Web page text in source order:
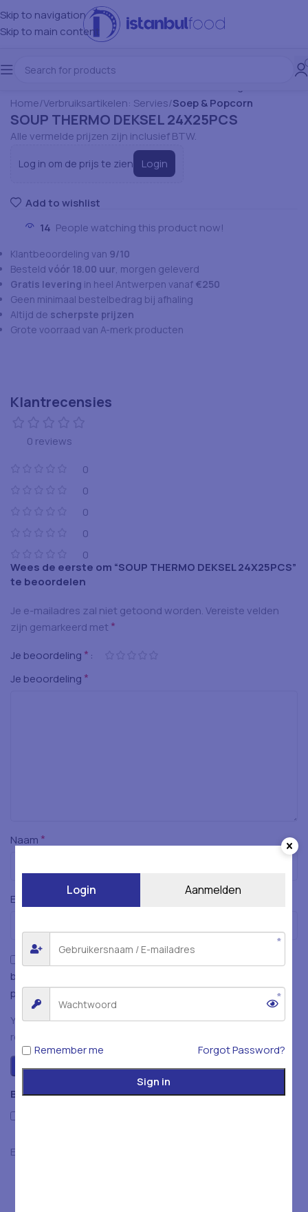
Skip to navigation
Skip to main content
Home Verbruiksartikelen: Servies Soep & Popcorn
SOUP THERMO DEKSEL 24X25PCS
Alle vermelde prijzen zijn inclusief BTW.
Log in om de prijs te zien Login
Add to wishlist
14 People watching this product now!
Klantbeoordeling van 9/10
Besteld vóór 18.00 uur, morgen geleverd
Gratis levering in heel Antwerpen vanaf €250
Geen minimaal bestelbedrag bij afhaling
Altijd de scherpste prijzen
Grote voorraad van A-merk producten
Klantrecensies
0 reviews
0
0
0
0
0
Beoordelingen
Er zijn nog geen beoordelingen.
Wees de eerste om “SOUP THERMO DEKSEL 24X25PCS”
te beoordelen
Je e-mailadres zal niet getoond worden.Vereiste velden
zijn gemarkeerd met *
Je beoordeling *
Je beoordeling *
Naam *
E-mail
browser voor de volgende keer wanneer ik een reactie
plaats.
You have to be logged in to be able to add photos to your
review.
Login Aanmelden
Remember me Forgot Password?
Sign in